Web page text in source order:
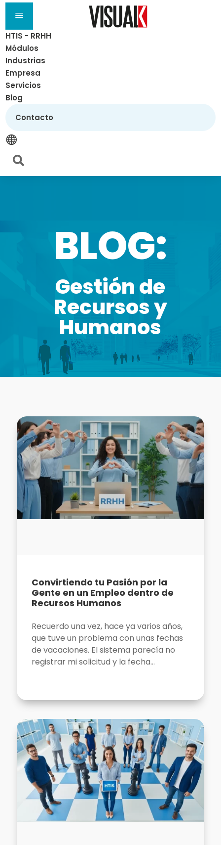
a
HTIS - RRHH
Módulos
Industrias
Empresa
Servicios
Blog
Contacto


BLOG:
Gestión de
Recursos y
Humanos
Convirtiendo tu Pasión por la
Gente en un Empleo dentro de
Recursos Humanos
Recuerdo una vez, hace ya varios años,
que tuve un problema con unas fechas
de vacaciones. El sistema parecía no
registrar mi solicitud y la fecha...